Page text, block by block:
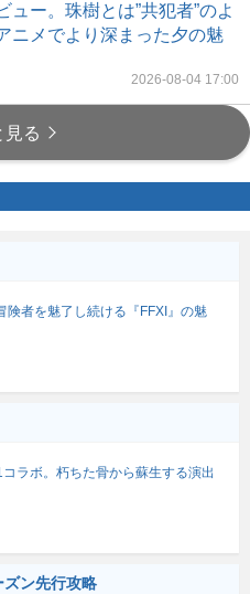
ュー。珠樹とは”共犯者”のよ
ニメでより深まった夕の魅
2026-08-04 17:00
見る
険者を魅了し続ける『FFXI』の魅
ラボ。朽ちた骨から蘇生する演出
ズン先行攻略